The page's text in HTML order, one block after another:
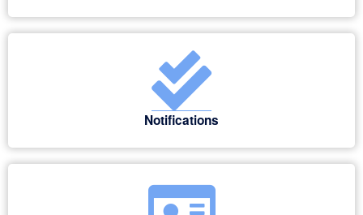
Notifications